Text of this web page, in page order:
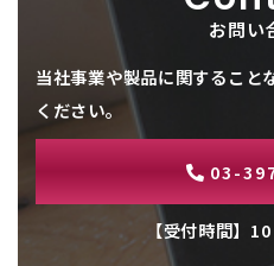
お問い
当社事業や製品に関すること
ください。
03-
【受付時間】